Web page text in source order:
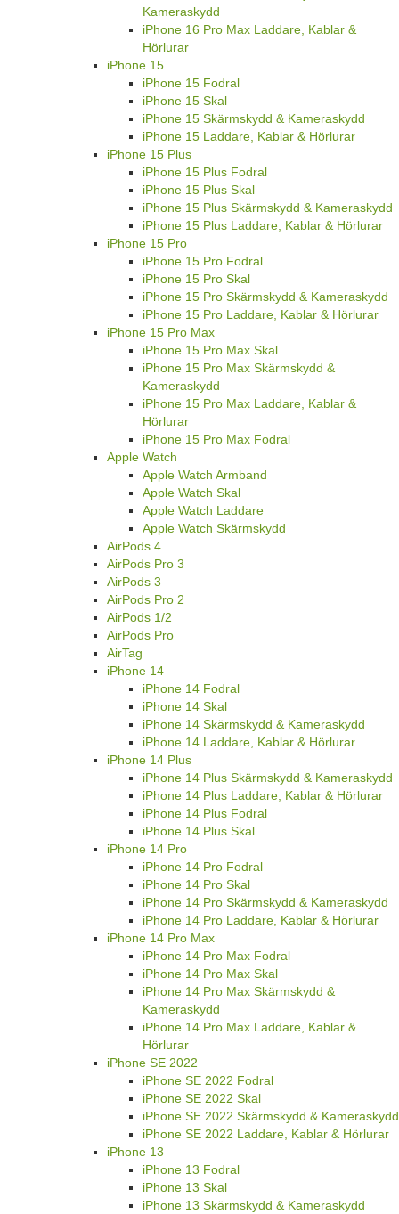
Kameraskydd
iPhone 16 Pro Max Laddare, Kablar &
Hörlurar
iPhone 15
iPhone 15 Fodral
iPhone 15 Skal
iPhone 15 Skärmskydd & Kameraskydd
iPhone 15 Laddare, Kablar & Hörlurar
iPhone 15 Plus
iPhone 15 Plus Fodral
iPhone 15 Plus Skal
iPhone 15 Plus Skärmskydd & Kameraskydd
iPhone 15 Plus Laddare, Kablar & Hörlurar
iPhone 15 Pro
iPhone 15 Pro Fodral
iPhone 15 Pro Skal
iPhone 15 Pro Skärmskydd & Kameraskydd
iPhone 15 Pro Laddare, Kablar & Hörlurar
iPhone 15 Pro Max
iPhone 15 Pro Max Skal
iPhone 15 Pro Max Skärmskydd &
Kameraskydd
iPhone 15 Pro Max Laddare, Kablar &
Hörlurar
iPhone 15 Pro Max Fodral
Apple Watch
Apple Watch Armband
Apple Watch Skal
Apple Watch Laddare
Apple Watch Skärmskydd
AirPods 4
AirPods Pro 3
AirPods 3
AirPods Pro 2
AirPods 1/2
AirPods Pro
AirTag
iPhone 14
iPhone 14 Fodral
iPhone 14 Skal
iPhone 14 Skärmskydd & Kameraskydd
iPhone 14 Laddare, Kablar & Hörlurar
iPhone 14 Plus
iPhone 14 Plus Skärmskydd & Kameraskydd
iPhone 14 Plus Laddare, Kablar & Hörlurar
iPhone 14 Plus Fodral
iPhone 14 Plus Skal
iPhone 14 Pro
iPhone 14 Pro Fodral
iPhone 14 Pro Skal
iPhone 14 Pro Skärmskydd & Kameraskydd
iPhone 14 Pro Laddare, Kablar & Hörlurar
iPhone 14 Pro Max
iPhone 14 Pro Max Fodral
iPhone 14 Pro Max Skal
iPhone 14 Pro Max Skärmskydd &
Kameraskydd
iPhone 14 Pro Max Laddare, Kablar &
Hörlurar
iPhone SE 2022
iPhone SE 2022 Fodral
iPhone SE 2022 Skal
iPhone SE 2022 Skärmskydd & Kameraskydd
iPhone SE 2022 Laddare, Kablar & Hörlurar
iPhone 13
iPhone 13 Fodral
iPhone 13 Skal
iPhone 13 Skärmskydd & Kameraskydd